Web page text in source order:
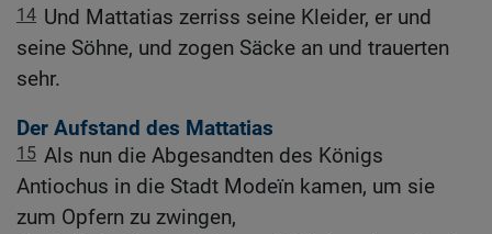
14 Und Mattatias zerriss seine Kleider, er und
seine Söhne, und zogen Säcke an und trauerten
sehr.
Der Aufstand des Mattatias
15 Als nun die Abgesandten des Königs
Antiochus in die Stadt Modeïn kamen, um sie
zum Opfern zu zwingen,